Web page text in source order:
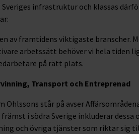
infrastruktur och klassas
av framtidens viktigaste branscher.
arbetssätt behöver vi hela tiden
på rätt plats.
Transport och Entreprenad
Ohlssons står på avser
i södra Sverige inkluderar
och övriga tjänster som riktar sig